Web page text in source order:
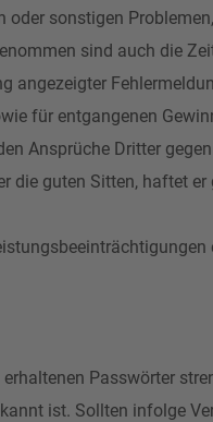
oder sonstigen
sind auch die
angezeigter
für entgangenen
Ansprüche Dritter
die guten Sitten, haftet
Passwörter
ist. Sollten infolge